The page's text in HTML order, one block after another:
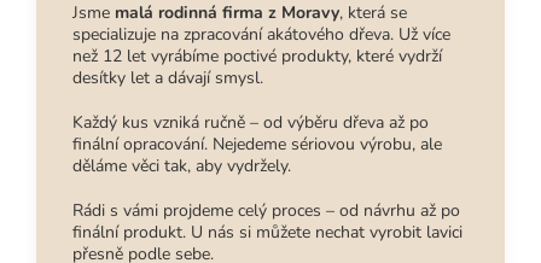
Jsme malá rodinná firma z Moravy, která se
specializuje na zpracování akátového dřeva. Už více
než 12 let vyrábíme poctivé produkty, které vydrží
desítky let a dávají smysl.
Každý kus vzniká ručně – od výběru dřeva až po
finální opracování. Nejedeme sériovou výrobu, ale
děláme věci tak, aby vydržely.
Rádi s vámi projdeme celý proces – od návrhu až po
finální produkt. U nás si můžete nechat vyrobit lavici
přesně podle sebe.